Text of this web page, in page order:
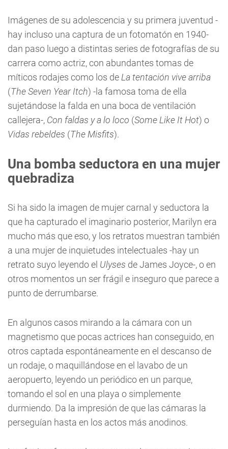
Imágenes de su adolescencia y su primera juventud -
hay incluso una captura de un fotomatón en 1940-
dan paso luego a distintas series de fotografías de su
carrera como actriz, con abundantes tomas de
míticos rodajes como los de La tentación vive arriba
(The Seven Year Itch) -la famosa toma de ella
sujetándose la falda en una boca de ventilación
callejera-, Con faldas y a lo loco (Some Like It Hot) o
Vidas rebeldes (The Misfits).
Una bomba seductora en una mujer
quebradiza
Si ha sido la imagen de mujer carnal y seductora la
que ha capturado el imaginario posterior, Marilyn era
mucho más que eso, y los retratos muestran también
a una mujer de inquietudes intelectuales -hay un
retrato suyo leyendo el Ulyses de James Joyce-, o en
otros momentos un ser frágil e inseguro que parece a
punto de derrumbarse.
En algunos casos mirando a la cámara con un
magnetismo que pocas actrices han conseguido, en
otros captada espontáneamente en el descanso de
un rodaje, o maquillándose en el lavabo de un
aeropuerto, leyendo un periódico en un parque,
tomando el sol en una playa o simplemente
durmiendo. Da la impresión de que las cámaras la
perseguían hasta en los actos más anodinos.